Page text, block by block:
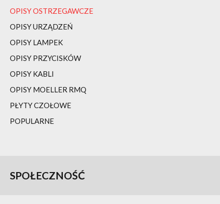
OPISY OSTRZEGAWCZE
OPISY URZĄDZEŃ
OPISY LAMPEK
OPISY PRZYCISKÓW
OPISY KABLI
OPISY MOELLER RMQ
PŁYTY CZOŁOWE
POPULARNE
SPOŁECZNOŚĆ